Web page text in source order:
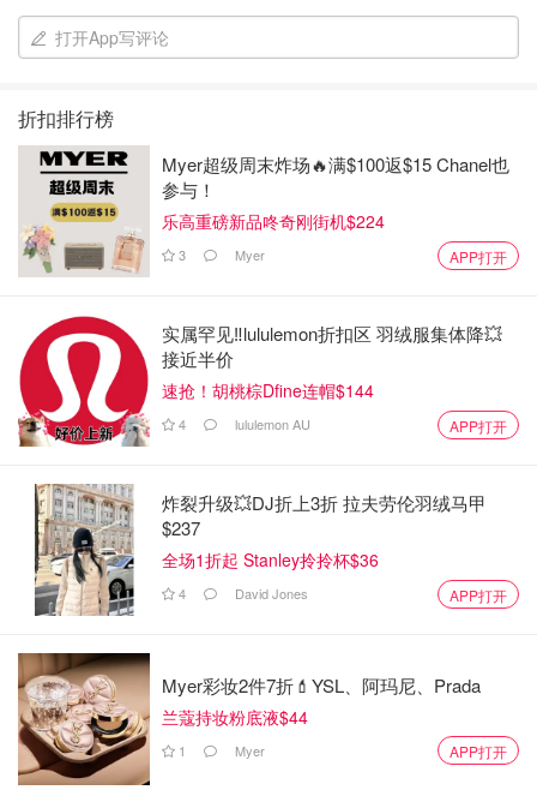
打开App写评论
折扣排行榜
Myer超级周末炸场🔥满$100返$15 Chanel也
参与！
乐高重磅新品咚奇刚街机$224
3 Myer APP打开
实属罕见‼️lululemon折扣区 羽绒服集体降💥
接近半价
速抢！胡桃棕Dfine连帽$144
4 lululemon AU APP打开
炸裂升级💥DJ折上3折 拉夫劳伦羽绒马甲
$237
全场1折起 Stanley拎拎杯$36
4 David Jones APP打开
Myer彩妆2件7折💄YSL、阿玛尼、Prada
兰蔻持妆粉底液$44
1 Myer APP打开